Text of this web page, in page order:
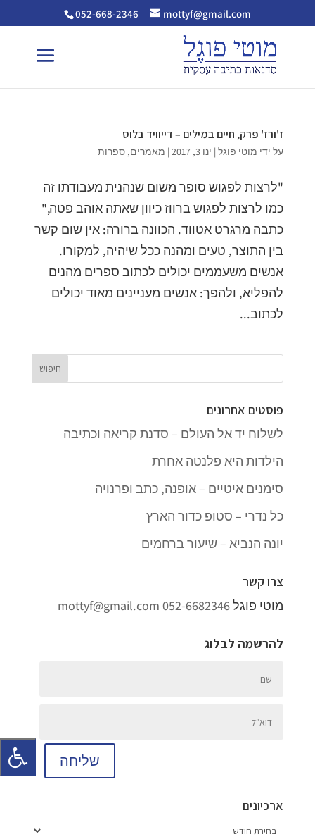
052-668-2346 mottyf@gmail.com
ז'ורז' פרק, חיים במילים – דייוויד בלוס
על ידי מוטי פוגל| ינו 3, 2017 | מאמרים, ספרות
"לרצות לפגוש סופר משום שנהנית מעבודתו זה
כמו לרצות לפגוש ברווז כיוון שאתה אוהב פטה,"
כתבה מרגרט אטווד. הכוונה ברורה: אין שום קשר
בין התוצר, טעים ומהנה ככל שיהיה, למקורו.
אנשים משעממים יכולים לכתוב ספרים מהנים
להפליא, ולהפך: אנשים מעניינים מאוד יכולים
לכתוב...
פוסטים אחרונים
לשלוח יד אל העולם – סדנת קריאה וכתיבה
הילדות היא פלנטה אחרת
סימנים איטיים – אופנה, כתב ופרנויה
כל נדרי – סטופ כדור הארץ
יונה הנביא – שיעור ברחמים
צרו קשר
מוטי פוגל052-6682346
mottyf@gmail.com
להרשמה לבלוג
שליחה
ארכיונים
ארכיונים